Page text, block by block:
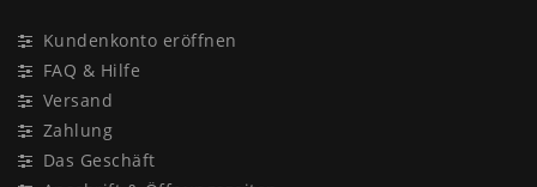
Kundenkonto eröffnen
FAQ & Hilfe
Versand
Zahlung
Das Geschäft